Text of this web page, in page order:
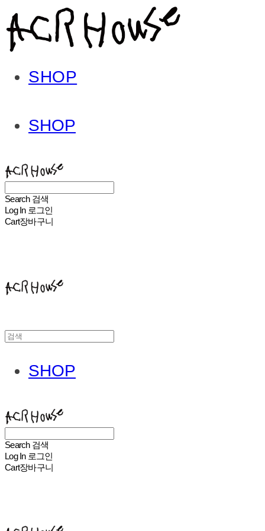
SHOP
SHOP
Search 검색
Log In 로그인
Cart장바구니
SHOP
Search 검색
Log In 로그인
Cart장바구니